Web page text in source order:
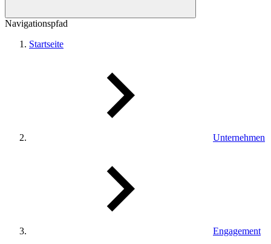
Navigationspfad
Startseite
Unternehmen
Engagement